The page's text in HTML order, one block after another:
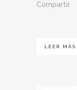
Compartir
LEER MÁS